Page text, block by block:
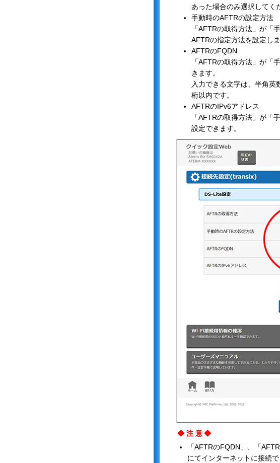
あった場合のみ選択してく
手動時のAFTRの設定方法
「AFTRの取得方法」が「
AFTRの指定方法を設定し
AFTRのFQDN
「AFTRの取得方法」が「
きます。
入力できる文字は、半角
桁以内です。
AFTRのIPv6アドレス
「AFTRの取得方法」が「
設定できます。
◆注意◆
「AFTRのFQDN」、「
にてインターネットに接続